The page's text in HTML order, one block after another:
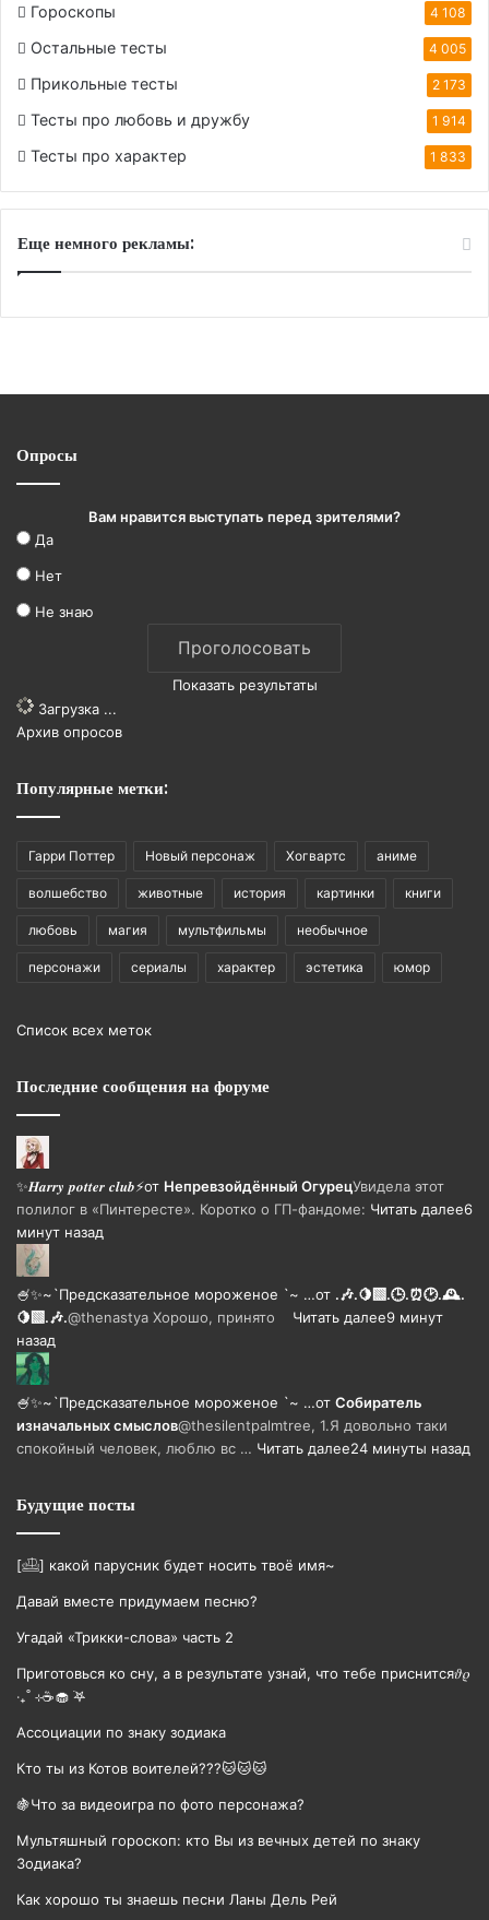
Гороскопы 4 108
Остальные тесты 4 005
Прикольные тесты 2 173
Тесты про любовь и дружбу 1 914
Тесты про характер 1 833
Еще немного рекламы:
Опросы
Вам нравится выступать перед зрителями?
Да
Нет
Не знаю
Показать результаты
Загрузка ...
Архив опросов
Популярные метки:
Гарри Поттер Новый персонаж Хогвартс аниме
волшебство животные история картинки книги
любовь магия мультфильмы необычное
персонажи сериалы характер эстетика юмор
Список всех меток
Последние сообщения на форуме
✨𝑯𝒂𝒓𝒓𝒚 𝒑𝒐𝒕𝒕𝒆𝒓 𝒄𝒍𝒖𝒃⚡от Непревзойдëнный ОгурецУвидела этот
полилог в «Пинтересте». Коротко о ГП-фандоме: Читать далее6
минут назад
🍧✨~`Предсказательное мороженое `~ …от .🎶.🍋‍🟩.🕒.⏰🕑.🕰️.
🍋‍🟩.🎶.@thenastya Хорошо, принято Читать далее9 минут
назад
🍧✨~`Предсказательное мороженое `~ …от Собиратель
изначальных смыслов@thesilentpalmtree, 1.Я довольно таки
спокойный человек, люблю вс … Читать далее24 минуты назад
Будущие посты
[𓊝] какой парусник будет носить твоë имя~
Давай вместе придумаем песню?
Угадай «Трикки-слова» часть 2
Приготовься ко сну, а в результате узнай, что тебе приснится𝜗𝜚
‧₊˚ ⊹☕️🧁 ࣪𖤐
Ассоциации по знаку зодиака
Кто ты из Котов воителей???🐱🐱🐱
🍇Что за видеоигра по фото персонажа?
Мультяшный гороскоп: кто Вы из вечных детей по знаку
Зодиака?
Как хорошо ты знаешь песни Ланы Дель Рей